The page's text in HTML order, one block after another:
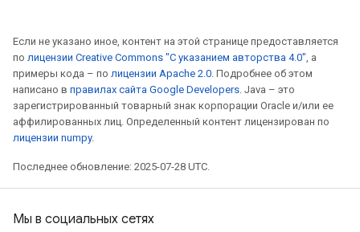
Если не указано иное, контент на этой странице предоставляется
по лицензии Creative Commons "С указанием авторства 4.0", а
примеры кода – по лицензии Apache 2.0. Подробнее об этом
написано в правилах сайта Google Developers. Java – это
зарегистрированный товарный знак корпорации Oracle и/или ее
аффилированных лиц. Определенный контент лицензирован по
лицензии numpy.
Последнее обновление: 2025-07-28 UTC.
Мы в социальных сетях